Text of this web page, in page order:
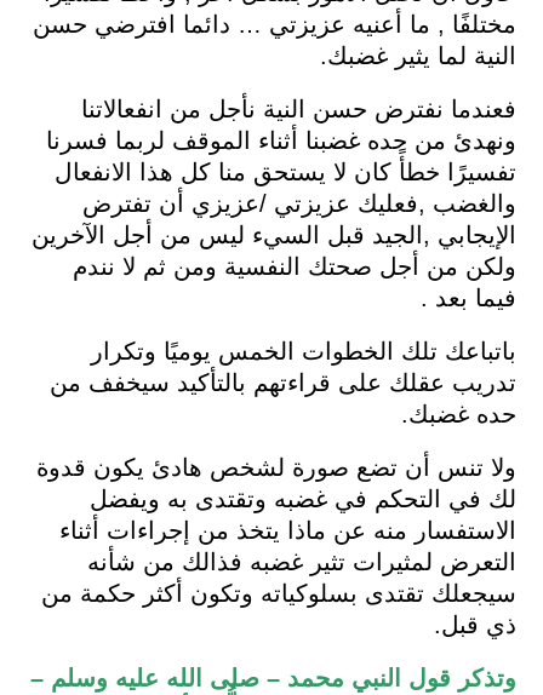
مختلفًا , ما أعنيه عزيزتي … دائما افترضي حسن
النية لما يثير غضبك.
فعندما نفترض حسن النية نأجل من انفعالاتنا
ونهدئ من حده غضبنا أثناء الموقف لربما فسرنا
تفسيرًا خطأً كان لا يستحق منا كل هذا الانفعال
والغضب ,فعليك عزيزتي /عزيزي أن تفترض
الإيجابي ,الجيد قبل السيء ليس من أجل الآخرين
ولكن من أجل صحتك النفسية ومن ثم لا نندم
فيما بعد .
باتباعك تلك الخطوات الخمس يوميًا وتكرار
تدريب عقلك على قراءتهم بالتأكيد سيخفف من
حده غضبك.
ولا تنس أن تضع صورة لشخص هادئ يكون قدوة
لك في التحكم في غضبه وتقتدى به ويفضل
الاستفسار منه عن ماذا يتخذ من إجراءات أثناء
التعرض لمثيرات تثير غضبه فذالك من شأنه
سيجعلك تقتدى بسلوكياته وتكون أكثر حكمة من
ذي قبل.
وتذكر قول النبي محمد – صلى الله عليه وسلم –